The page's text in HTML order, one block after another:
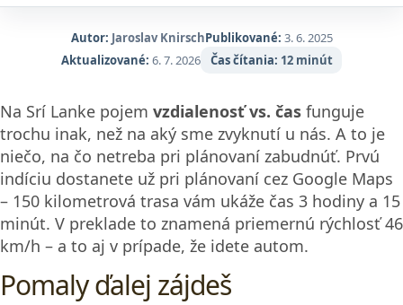
Autor: Jaroslav KnirschPublikované: 3. 6. 2025
Aktualizované: 6. 7. 2026 Čas čítania: 12 minút
Na Srí Lanke pojem vzdialenosť vs. čas funguje
trochu inak, než na aký sme zvyknutí u nás. A to je
niečo, na čo netreba pri plánovaní zabudnúť. Prvú
indíciu dostanete už pri plánovaní cez Google Maps
– 150 kilometrová trasa vám ukáže čas 3 hodiny a 15
minút. V preklade to znamená priemernú rýchlosť 46
km/h – a to aj v prípade, že idete autom.
Pomaly ďalej zájdeš